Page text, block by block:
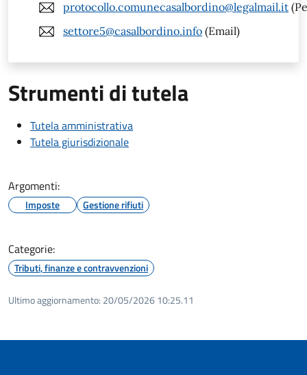
protocollo.comunecasalbordino@legalmail.it
settore5@casalbordino.info (Email)
Strumenti di tutela
Tutela amministrativa
Tutela giurisdizionale
Argomenti:
Imposte Gestione rifiuti
Categorie:
Tributi, finanze e contravvenzioni
Ultimo aggiornamento: 20/05/2026 10:25.11